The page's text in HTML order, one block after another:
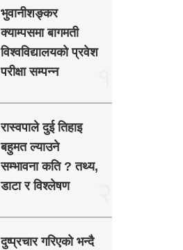
भुवानीशङ्कर
क्याम्पसमा बागमती
विश्वविद्यालयको प्रवेश
परीक्षा सम्पन्न
रास्वपाले दुई तिहाइ
बहुमत ल्याउने
सम्भावना कति ? तथ्य,
डाटा र विश्लेषण
दुष्प्रचार गरिएको भन्दै